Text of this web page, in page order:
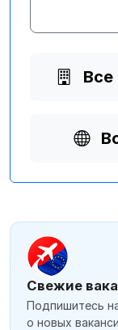
Свежие
Подпишитесь
о новых